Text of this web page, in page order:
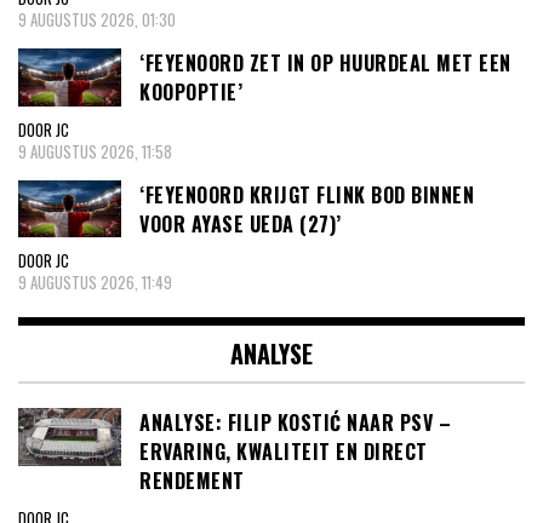
9 AUGUSTUS 2026, 01:30
‘FEYENOORD ZET IN OP HUURDEAL MET EEN
KOOPOPTIE’
DOOR JC
9 AUGUSTUS 2026, 11:58
‘FEYENOORD KRIJGT FLINK BOD BINNEN
VOOR AYASE UEDA (27)’
DOOR JC
9 AUGUSTUS 2026, 11:49
ANALYSE
ANALYSE: FILIP KOSTIĆ NAAR PSV –
ERVARING, KWALITEIT EN DIRECT
RENDEMENT
DOOR JC